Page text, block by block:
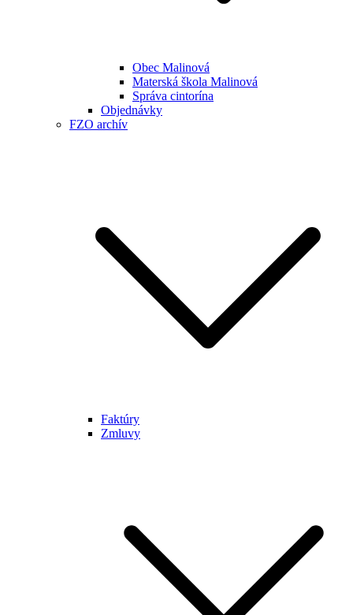
Obec Malinová
Materská škola Malinová
Správa cintorína
Objednávky
FZO archív
Faktúry
Zmluvy